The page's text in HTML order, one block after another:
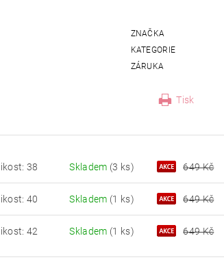
ZNAČKA
KATEGORIE
ZÁRUKA
Tisk
38 Skladem (3 ks) 649 Kč
40 Skladem (1 ks) 649 Kč
42 Skladem (1 ks) 649 Kč